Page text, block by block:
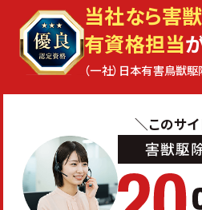
当社なら害
有資格担当
（一社）日本有害鳥獣
＼このサ
害獣駆